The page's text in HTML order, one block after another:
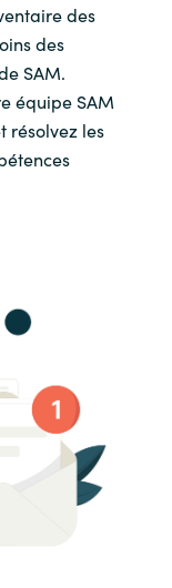
des
des
SAM.
équipe SAM
résolvez les